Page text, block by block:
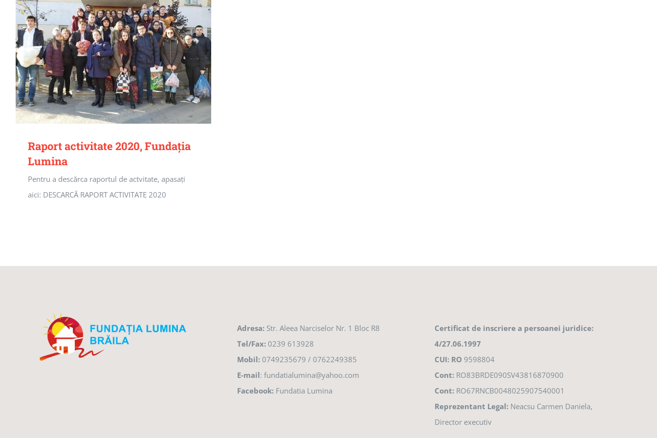
Raport activitate 2020, Fundația
Lumina
Pentru a descărca raportul de actvitate, apasați
aici: DESCARCĂ RAPORT ACTIVITATE 2020
Adresa: Str. Aleea Narciselor Nr. 1 Bloc R8
Tel/Fax: 0239 613928
Mobil: 0749235679 / 0762249385
E-mail: fundatialumina@yahoo.com
Facebook: Fundatia Lumina
Certificat de inscriere a persoanei juridice:
4/27.06.1997
CUI: RO 9598804
Cont: RO83BRDE090SV43816870900
Cont:RO67RNCB0048025907540001
Reprezentant Legal:Neacsu Carmen Daniela,
Director executiv